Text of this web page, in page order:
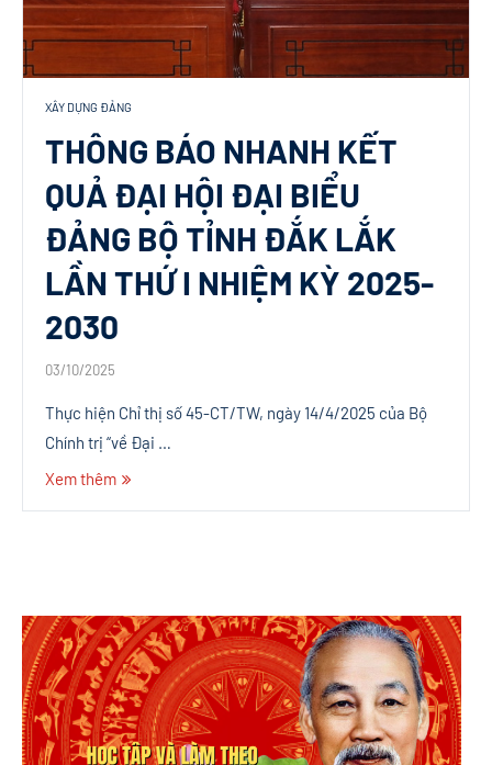
XÂY DỰNG ĐẢNG
THÔNG BÁO NHANH KẾT
QUẢ ĐẠI HỘI ĐẠI BIỂU
ĐẢNG BỘ TỈNH ĐẮK LẮK
LẦN THỨ I NHIỆM KỲ 2025-
2030
03/10/2025
Thực hiện Chỉ thị số 45-CT/TW, ngày 14/4/2025 của Bộ
Chính trị “về Đại …
Xem thêm